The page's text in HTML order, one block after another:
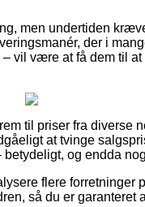
men undertiden
der i
vil være at få dem til at
til priser fra diverse
at tvinge
og endda
flere forretninger
så du er garanteret